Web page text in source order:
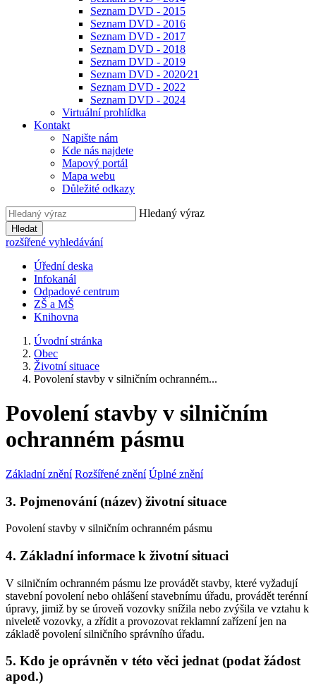
Seznam DVD - 2015
Seznam DVD - 2016
Seznam DVD - 2017
Seznam DVD - 2018
Seznam DVD - 2019
Seznam DVD - 2020⁄21
Seznam DVD - 2022
Seznam DVD - 2024
Virtuální prohlídka
Kontakt
Napište nám
Kde nás najdete
Mapový portál
Mapa webu
Důležité odkazy
Hledaný výraz
Hledat
rozšířené vyhledávání
Úřední deska
Infokanál
Odpadové centrum
ZŠ a MŠ
Knihovna
Úvodní stránka
Obec
Životní situace
Povolení stavby v silničním ochranném...
Povolení stavby v silničním
ochranném pásmu
Základní znění Rozšířené znění Úplné znění
3. Pojmenování (název) životní situace
Povolení stavby v silničním ochranném pásmu
4. Základní informace k životní situaci
V silničním ochranném pásmu lze provádět stavby, které vyžadují
stavební povolení nebo ohlášení stavebnímu úřadu, provádět terénní
úpravy, jimiž by se úroveň vozovky snížila nebo zvýšila ve vztahu k
niveletě vozovky, a zřídit a provozovat reklamní zařízení jen na
základě povolení silničního správního úřadu.
5. Kdo je oprávněn v této věci jednat (podat žádost
apod.)